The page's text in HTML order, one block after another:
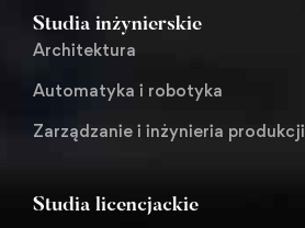
Studia inżynierskie
Architektura
Automatyka i robotyka
Zarządzanie i inżynieria produkcji
Studia licencjackie